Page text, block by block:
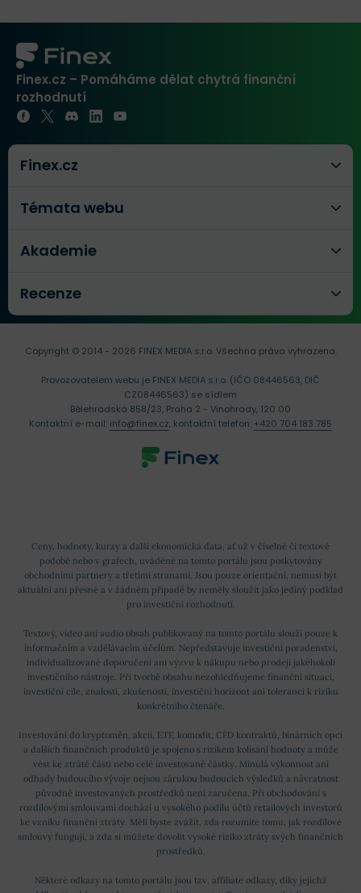
Finex.cz – Pomáháme dělat chytrá finanční
rozhodnutí
Finex.cz
Témata webu
Akademie
Recenze
Ceny, hodnoty, kurzy a další ekonomická data, ať už v číselné či textové
podobě nebo v grafech, uváděné na tomto portálu jsou poskytovány
obchodními partnery a třetími stranami. Jsou pouze orientační, nemusí být
aktuální ani přesné a v žádném případě by neměly sloužit jako jediný podklad
pro investiční rozhodnutí.
Textový, video ani audio obsah publikovaný na tomto portálu slouží pouze k
informačním a vzdělávacím účelům. Nepředstavuje investiční poradenství,
individualizované doporučení ani výzvu k nákupu nebo prodeji jakéhokoli
investičního nástroje. Při tvorbě obsahu nezohledňujeme finanční situaci,
investiční cíle, znalosti, zkušenosti, investiční horizont ani toleranci k riziku
konkrétního čtenáře.
Investování do kryptoměn, akcií, ETF, komodit, CFD kontraktů, binárních opcí
a dalších finančních produktů je spojeno s rizikem kolísání hodnoty a může
vést ke ztrátě části nebo celé investované částky. Minulá výkonnost ani
odhady budoucího vývoje nejsou zárukou budoucích výsledků a návratnost
původně investovaných prostředků není zaručena. Při obchodování s
rozdílovými smlouvami dochází u vysokého podílu účtů retailových investorů
ke vzniku finanční ztráty. Měli byste zvážit, zda rozumíte tomu, jak rozdílové
smlouvy fungují, a zda si můžete dovolit vysoké riziko ztráty svých finančních
prostředků.
Některé odkazy na tomto portálu jsou tzv. affiliate odkazy, díky jejichž
Copyright © 2014 - 2026 FINEX MEDIA s.r.o.Všechna práva vyhrazena.
Provozovatelem webu je FINEX MEDIA s.r.o. (IČO 08446563, DIČ
CZ08446563) se sídlem
Bělehradská 858/23, Praha 2 - Vinohrady, 120 00
Kontaktní e-mail: info@finex.cz, kontaktní telefon: +420 704 183 785